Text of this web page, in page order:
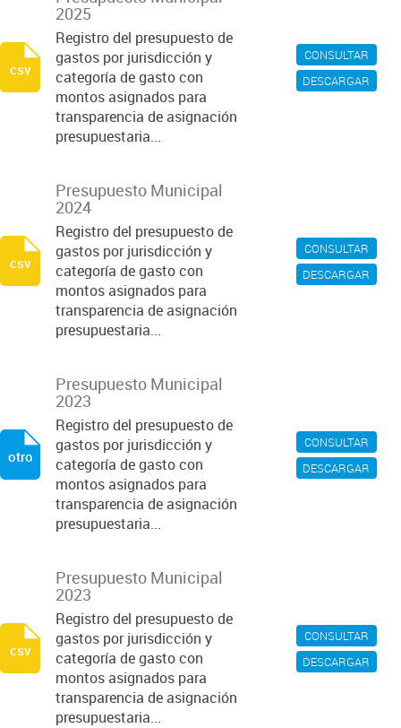
CONSULTAR
DESCARGAR
2025
Registro del presupuesto de
gastos por jurisdicción y
categoría de gasto con
montos asignados para
transparencia de asignación
presupuestaria...
csv
CONSULTAR
DESCARGAR
Presupuesto Municipal
2024
Registro del presupuesto de
gastos por jurisdicción y
categoría de gasto con
montos asignados para
transparencia de asignación
presupuestaria...
csv
CONSULTAR
DESCARGAR
Presupuesto Municipal
2023
Registro del presupuesto de
gastos por jurisdicción y
categoría de gasto con
montos asignados para
transparencia de asignación
presupuestaria...
otro
CONSULTAR
DESCARGAR
Presupuesto Municipal
2023
Registro del presupuesto de
gastos por jurisdicción y
categoría de gasto con
montos asignados para
transparencia de asignación
presupuestaria...
csv